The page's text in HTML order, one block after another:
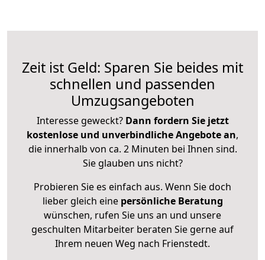
Zeit ist Geld: Sparen Sie beides mit
schnellen und passenden
Umzugsangeboten
Interesse geweckt? Dann fordern Sie jetzt
kostenlose und unverbindliche Angebote an,
die innerhalb von ca. 2 Minuten bei Ihnen sind.
Sie glauben uns nicht?
Probieren Sie es einfach aus. Wenn Sie doch
lieber gleich eine persönliche Beratung
wünschen, rufen Sie uns an und unsere
geschulten Mitarbeiter beraten Sie gerne auf
Ihrem neuen Weg nach Frienstedt.